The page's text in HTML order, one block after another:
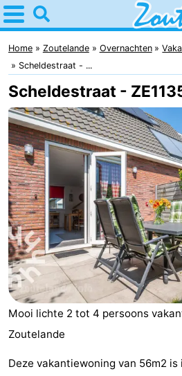
Home
Zoutelande
Tips
Voor
kinderen
Webcam
Webcam
Langstraat
Webcam
Strand
Overnachten
Appartementen
Bed
(&
breakfasts)
Campings
Hotels
Home Zoutelande Overnachten
Scheldestraat - ...
Scheldestraat -
Mooi lichte 2 tot 4 persoons
Zoutelande
Deze vakantiewoning van 56m2